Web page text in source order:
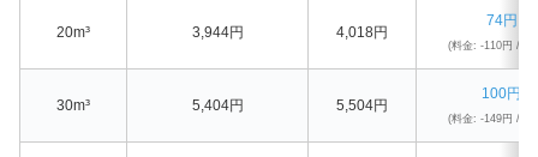
20m³ 3,944円 4,018円
74円 割
(料金: -110円 /
30m³ 5,404円 5,504円
100円
(料金: -149円 /